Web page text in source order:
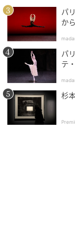
パ
か
パ
テ
杉